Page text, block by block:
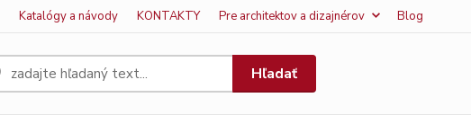
Katalógy a návody KONTAKTY Pre architektov a dizajnérov Blog
Hľadať